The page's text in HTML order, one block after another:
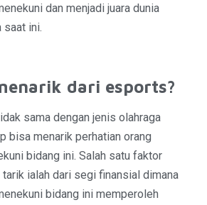
dan menjadi juara dunia
saat ini.
dari esports?
sama dengan jenis olahraga
bisa menarik perhatian orang
bidang ini. Salah satu faktor
ialah dari segi finansial dimana
bidang ini memperoleh